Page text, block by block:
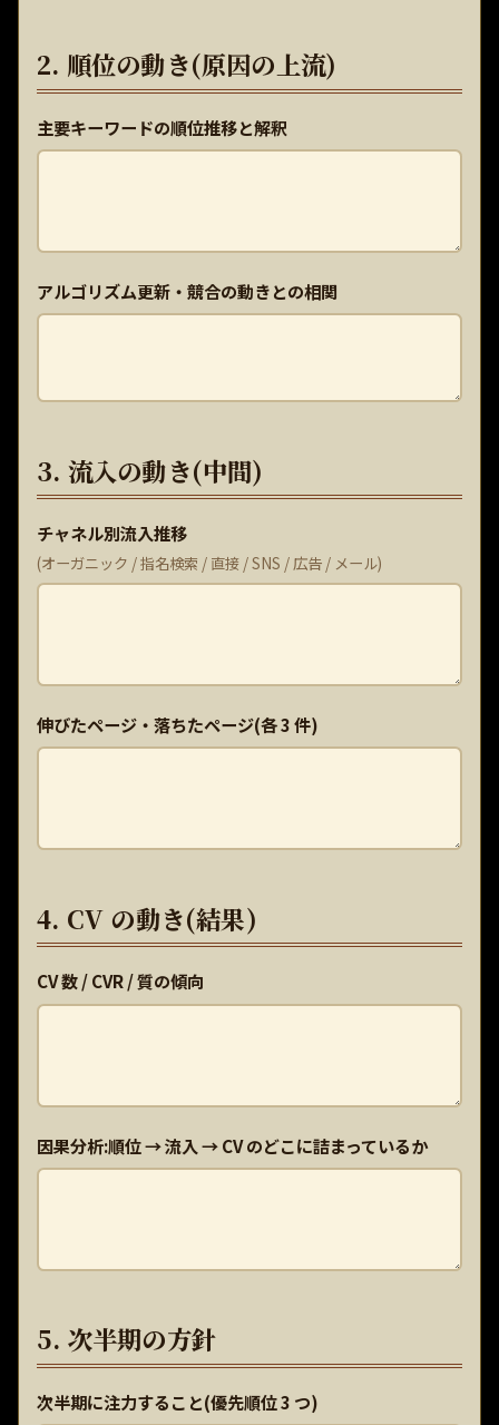
2. 順位の動き(原因の上流)
主要キーワードの順位推移と解釈
アルゴリズム更新・競合の動きとの相関
3. 流入の動き(中間)
チャネル別流入推移
(オーガニック / 指名検索 / 直接 / SNS / 広告 / メール)
伸びたページ・落ちたページ(各 3 件)
4. CV の動き(結果)
CV 数 / CVR / 質の傾向
因果分析:順位 → 流入 → CV のどこに詰まっているか
5. 次半期の方針
次半期に注力すること(優先順位 3 つ)